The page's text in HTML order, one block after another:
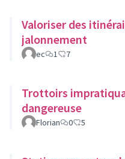
Valoriser des
jalonnement
ec 1 7
Trottoirs
dangereuse
Florian 0 5